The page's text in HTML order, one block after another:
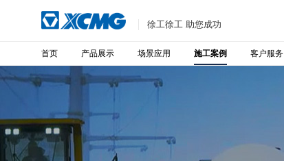
徐工徐工 助您成功
首页 产品展示 场景应用 施工案例 客户服务